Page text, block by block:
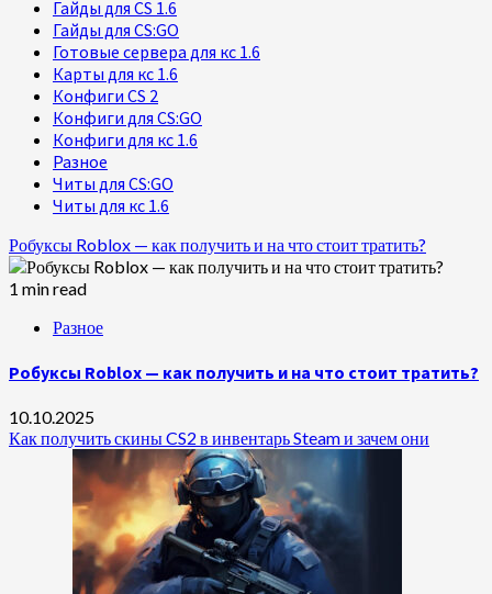
Гайды для CS 1.6
Гайды для CS:GO
Готовые сервера для кс 1.6
Карты для кс 1.6
Конфиги CS 2
Конфиги для CS:GO
Конфиги для кс 1.6
Разное
Читы для CS:GO
Читы для кс 1.6
Робуксы Roblox — как получить и на что стоит тратить?
1 min read
Разное
Робуксы Roblox — как получить и на что стоит тратить?
10.10.2025
Как получить скины CS2 в инвентарь Steam и зачем они